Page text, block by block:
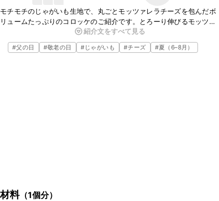
モチモチのじゃがいも生地で、丸ごとモッツァレラチーズを包んだボ
リュームたっぷりのコロッケのご紹介です。とろーり伸びるモッツァ
レラチーズがおいしい一品ですよ。見た目も華やかでおもてなしにも
ぴったりなので、この機会にぜひ作ってみてくださいね。
紹介文をすべて見る
#父の日 #敬老の日 #じゃがいも #チーズ #夏（6–8月）
材料（1個分）